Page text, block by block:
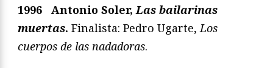
1996 Antonio Soler, Las bailarinas
muertas. Finalista: Pedro Ugarte, Los
cuerpos de las nadadoras.